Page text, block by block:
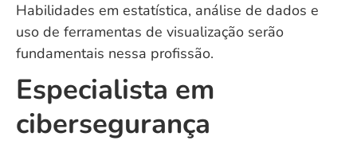
Habilidades em estatística, análise de dados e
uso de ferramentas de visualização serão
fundamentais nessa profissão.
Especialista em
cibersegurança